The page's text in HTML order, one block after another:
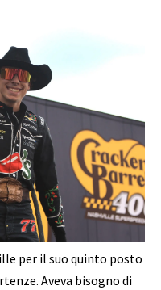
per il suo quinto posto
Aveva bisogno di